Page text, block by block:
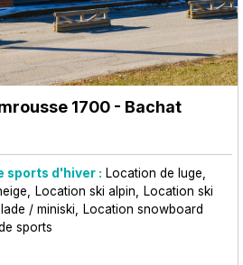
1700 - Bachat
sports d'hiver : Location de luge
Location ski alpin
Location ski
/ miniski
Location snowboard
sports